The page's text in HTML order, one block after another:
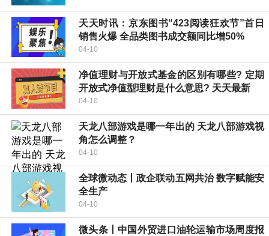
天天时讯：京东图书“423阅读狂欢节”首日
销售火爆 全品类图书成交额同比增50%
04-10
净值理财与开放式基金的区别有哪些? 定期
开放式净值型理财是什么意思? 天天最新
04-10
天龙八部游戏是哪一年出的 天龙八部游戏视
角怎么调整？
04-10
全球微动态丨政企联动五网共治 数字赋能安
全生产
04-10
微头条丨中国外贸进口油轮运输市场周度报